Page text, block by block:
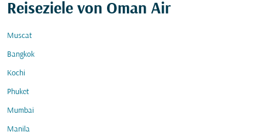
Reiseziele von Oman Air
Muscat
Bangkok
Kochi
Phuket
Mumbai
Manila